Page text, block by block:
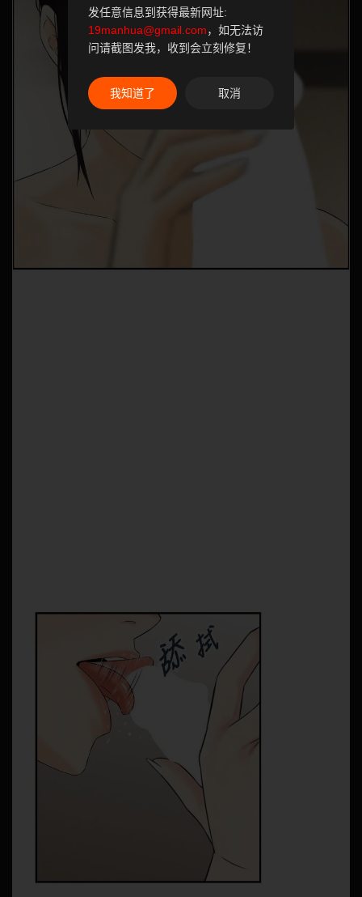
发任意信息到获得最新网址:
19manhua@gmail.com，如无法访
问请截图发我，收到会立刻修复！
我知道了 取消